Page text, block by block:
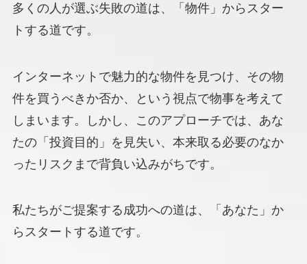
多くの人が選ぶ失敗の道は、「物件」からスター
トする道です。
インターネットで魅力的な物件を見つけ、その物
件を買うべきか否か、という視点で物事を考えて
しまいます。しかし、このアプローチでは、あな
たの「投資目的」を見失い、本来取る必要のなか
ったリスクまで背負い込みがちです。
私たちがご提案する成功への道は、「あなた」か
らスタートする道です。